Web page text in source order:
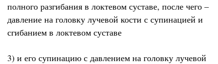
полного разгибания в локтевом суставе, после чего –
давление на головку лучевой кости с супинацией и
сгибанием в локтевом суставе
3) и его супинацию с давлением на головку лучевой